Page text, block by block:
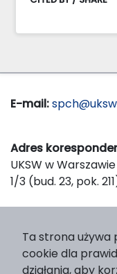
E-mail:
Adres
UKSW w
1/3 (bud. 23, pok.
Wydawnictwo
nr 2, 01-815
Ta strona używa
cookie dla
działania, aby